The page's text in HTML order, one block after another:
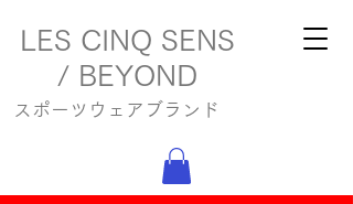
LES CINQ SENS
/ BEYOND
スポーツウェアブランド